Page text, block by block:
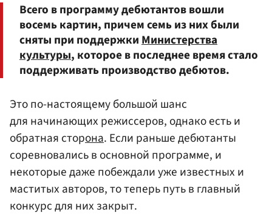
Всего в программу дебютантов вошли
восемь картин, причем семь из них были
сняты при поддержкиМинистерства
культуры, которое в последнее время стало
поддерживать производство дебютов.
Это по-настоящему большой шанс
для начинающих режиссеров, однако есть и
обратная сторона. Если раньше дебютанты
соревновались в основной программе, и
некоторые даже побеждали уже известных и
маститых авторов, то теперь путь в главный
конкурс для них закрыт.